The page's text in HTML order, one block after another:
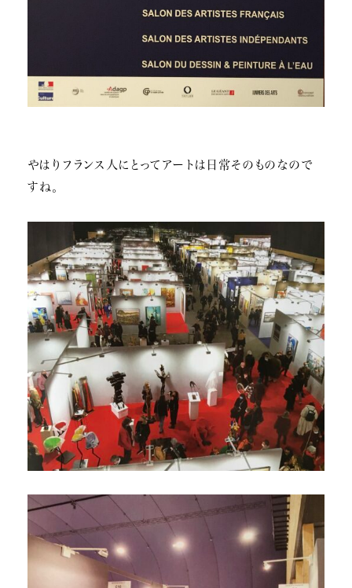
やはりフランス人にとってアートは日常そのものなので
すね。